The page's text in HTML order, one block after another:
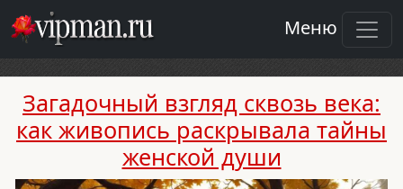
Меню
Загадочный взгляд сквозь века:
как живопись раскрывала тайны
женской души